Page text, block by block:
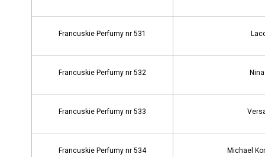
Francuskie Perfumy nr 531
Francuskie Perfumy nr 532
Francuskie Perfumy nr 533
Francuskie Perfumy nr 534 Michael